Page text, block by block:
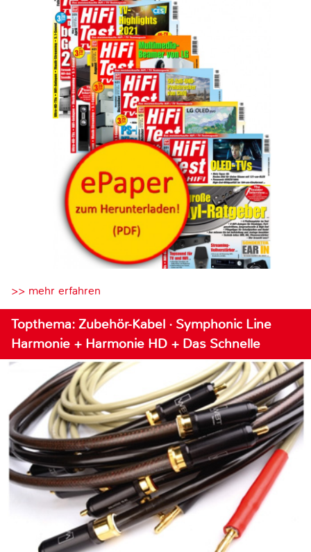
>> mehr erfahren
Topthema: Zubehör-Kabel · Symphonic Line
Harmonie + Harmonie HD + Das Schnelle